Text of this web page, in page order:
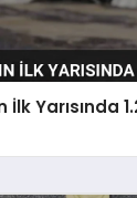
İlk Yarısında